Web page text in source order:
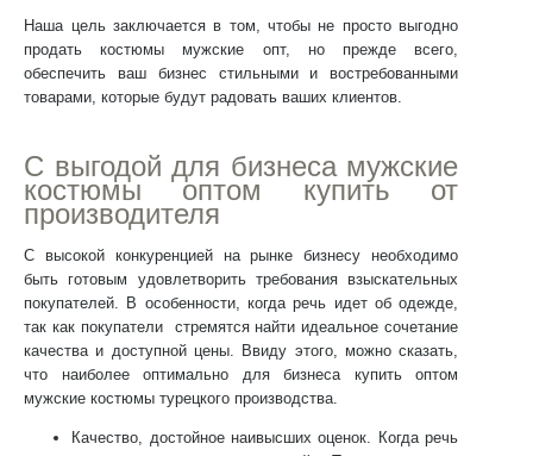
Наша цель заключается в том, чтобы не просто выгодно
продатькостюмы мужские опт, но прежде всего,
обеспечить ваш бизнес стильными и востребованными
товарами, которые будут радовать ваших клиентов.
С выгодой для бизнеса мужские
костюмы оптом купить от
производителя
С высокой конкуренцией на рынке бизнесу необходимо
быть готовым удовлетворить требования взыскательных
покупателей. В особенности, когда речь идет об одежде,
так как покупатели стремятся найти идеальное сочетание
качества и доступной цены. Ввиду этого, можно сказать,
что наиболее оптимально для бизнеса купить оптом
мужские костюмы турецкого производства.
Качество, достойное наивысших оценок . Когда речь